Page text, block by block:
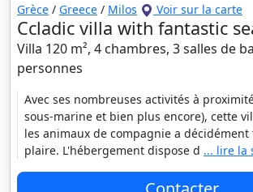
Grèce / Greece / Milos Voir sur la carte
Ccladic villa with fantastic
Villa 120 m², 4 chambres, 3 salles de
personnes
Avec ses nombreuses activités à
sous-marine et bien plus encore), cette
les animaux de compagnie a
plaire. L'hébergement dispose d ... lire la